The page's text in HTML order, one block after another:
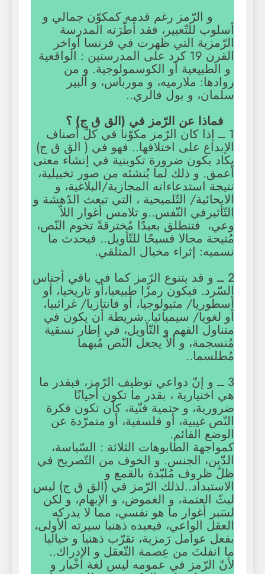
و الرّمز رغم قدمه كمكوّن جمالي و
أسلوب للتّعبير، فقد أطّرَته المدرسة
الرّمزية التي ظهرت في فرنسا أواخر
القرن 19 كرد على المدرستين : الواقعية
و الطبيعية أو الكوسمولوجية. و من
روادها: ملارميه، و مورباس، و ألبير
سلمان، و بول فالري..
فماذا عن الرّمز في (الق ق ج) ؟
1 ــ إذا كان الرّمز مكوّنا في كلّ أصناف
الإبداع على اختلافها.. فهو في ( الق ق ج)
يكاد يكون ضرورة تكوينية في إنشاء معنى
أعمق. و ذلك لما يُنشئه من صور تخييلية،
نتيجة استدعاءاته المجازية/البلاغية، و
الايحائية/ التّلميحية ، التي تبعث الدّهشة و
التّأثيرفي النّفس..و تلامس أغوار اللاّ
وعي، فتنطلق بعيدًا مُخترقةً تخوم النّص،
مُتيحة مجالا فسيحًا للتّأويل.. فيحدث ما
نسميه: إثراء مخيال المتلقي.
2 ــ و قد يتنوع الرّمز كما في باقي أجناس
السّرد. فيكون رمزًا طبيعيا،أو تاريخيا، أو
أسطوريا/ مثيولوجيا، أو فانتازيا/ غرائبيا،
أو لغويا/ سيميائيا..شريطة أن يكون في
متناول الفهم و التّأويل، في إطار نسقية
مُنسجمة، و ألاّ يجعل النّص مُبهما
مُطلسما..
3 ــ و إنّ دواعي توظيف الرّمز، فبقدر ما
هي اختيارية ، بقدر ما تكون أحيانًا
ضرورية، و حتمية فنّية، كأن تكون فكرة
النّص غيبية، أو فلسفية، أو متمرّدة عن
الوضع القائم.
كمواجهة الطابوهات الثلاثة : السّياسة،
الدّين، الجنس. و الخوف من التّصريح في
ظلّ ظروف مُلبّدة بالقمع و
الاستبداد..لذلك الرّمز في (الق ق ج) ليس
لبثّ العتمة، و الغموض، و الإبهام، و لكن
لسَبر أغوار ما هو نفسي، مما لا يدركه
العقل الواعي، فيعيده ذهنيا سيرته الأولى،
بفعل عوامل رَمزية، تقرّب ذهنيا و خياليا
ما انفلتَ من عِصمة التّعقل و الإدراك..
لأنّ الرّمز في عمومه ليس لغة اخْبار و